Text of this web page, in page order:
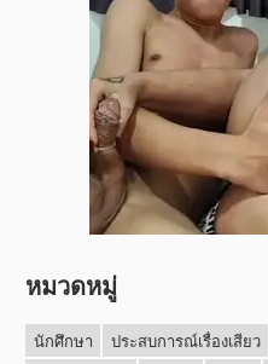
หมวดหมู่
นักศึกษา ประสบการณ์เรื่องเสียว